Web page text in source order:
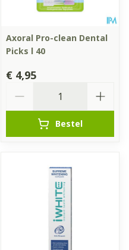
Axoral Pro-clean Dental
Picks l 40
€ 4,95
Bestel